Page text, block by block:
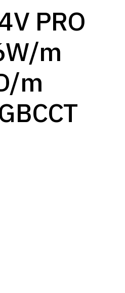
PRO
m
m
16W/m 840LED/m IP20